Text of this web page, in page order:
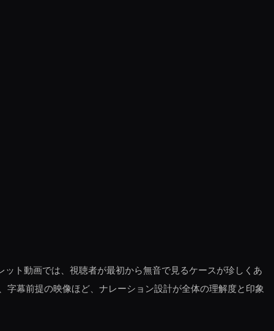
ト動画では、視聴者が最初から無音で見るケースが珍しくあ
幕前提の映像ほど、ナレーション設計が全体の理解度と印象